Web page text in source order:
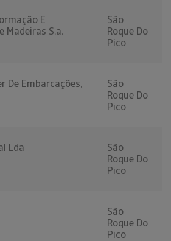
E
Madeiras S.a.
São
Roque Do
Pico
De Embarcações,
São
Roque Do
Pico
Lda
São
Roque Do
Pico
São
Roque Do
Pico